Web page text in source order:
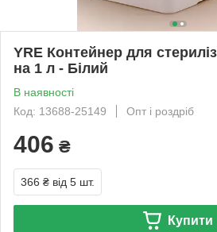
YRE Контейнер для
на 1 л - Білий
В наявності
Код: 13688-25149
Опт і роздріб
406 ₴
366 ₴ від 5 шт.
Купити